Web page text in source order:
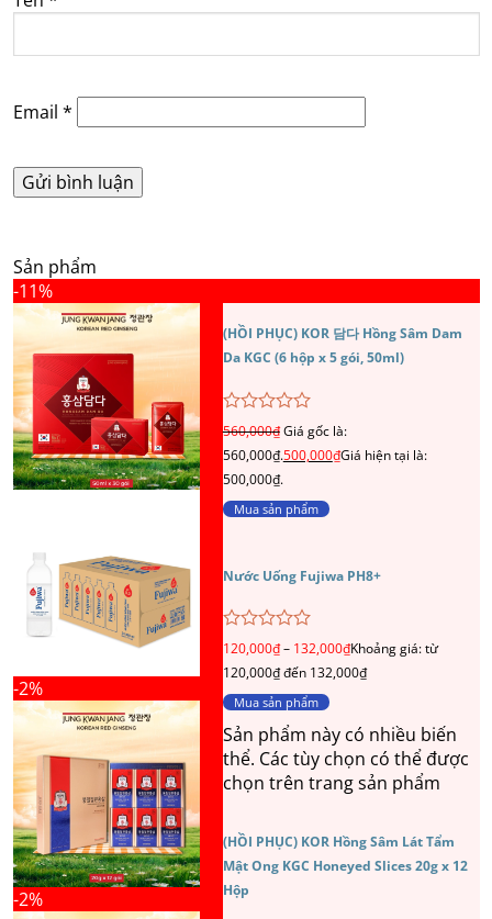
Email *
Sản phẩm
-11%
(HỒI PHỤC) KOR 담다 Hồng Sâm Dam
Da KGC (6 hộp x 5 gói, 50ml)
Được
xếp
hạng
0
sao
560,000₫Giá gốc là:
560,000₫.500,000₫Giá hiện tại là:
500,000₫.
Mua sản phẩm
Nước Uống Fujiwa PH8+
Được
xếp
hạng
0
5
sao
120,000₫– 132,000₫Khoảng giá: từ
120,000₫ đến 132,000₫
Mua sản phẩm
Sản phẩm này có nhiều biến
thể. Các tùy chọn có thể được
chọn trên trang sản phẩm
-2%
(HỒI PHỤC) KOR Hồng Sâm Lát Tẩm
Mật Ong KGC Honeyed Slices 20g x 12
Hộp
-2%